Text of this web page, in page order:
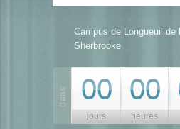
Campus de Longueuil de
Sherbrooke
00
jours
00
heures